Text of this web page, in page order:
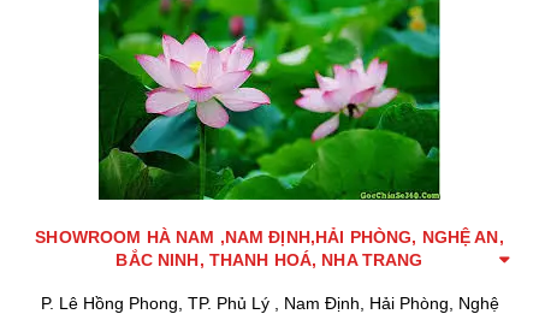
SHOWROOM HÀ NAM ,NAM ĐỊNH,HẢI PHÒNG, NGHỆ AN,
BẮC NINH, THANH HOÁ, NHA TRANG
P. Lê Hồng Phong, TP. Phủ Lý , Nam Định, Hải Phòng, Nghệ